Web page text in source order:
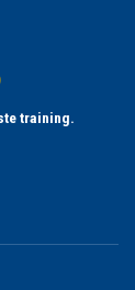
training.